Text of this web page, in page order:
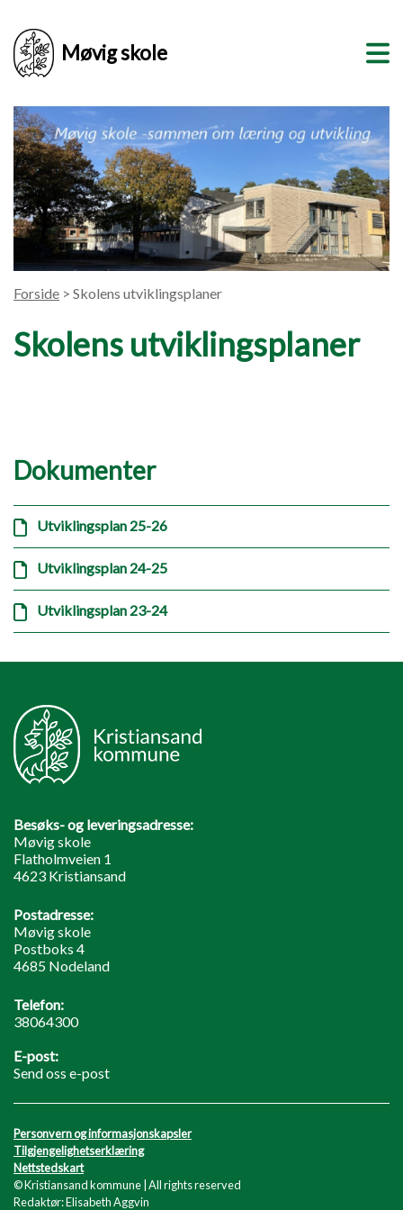
Møvig skole
Forside > Skolens utviklingsplaner
Skolens utviklingsplaner
Dokumenter
Utviklingsplan 25-26
Utviklingsplan 24-25
Utviklingsplan 23-24
Besøks- og leveringsadresse:
Møvig skole
Flatholmveien 1
4623 Kristiansand
Postadresse:
Møvig skole
Postboks 4
4685 Nodeland
Telefon:
38064300
E-post:
Send oss e-post
Personvern og informasjonskapsler
Tilgjengelighetserklæring
Nettstedskart
© Kristiansand kommune | All rights reserved
Redaktør: Elisabeth Aggvin